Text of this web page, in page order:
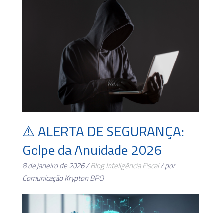
⚠️ ALERTA DE SEGURANÇA:
Golpe da Anuidade 2026
8 de janeiro de 2026 /BlogInteligência Fiscal/ por
Comunicação Krypton BPO